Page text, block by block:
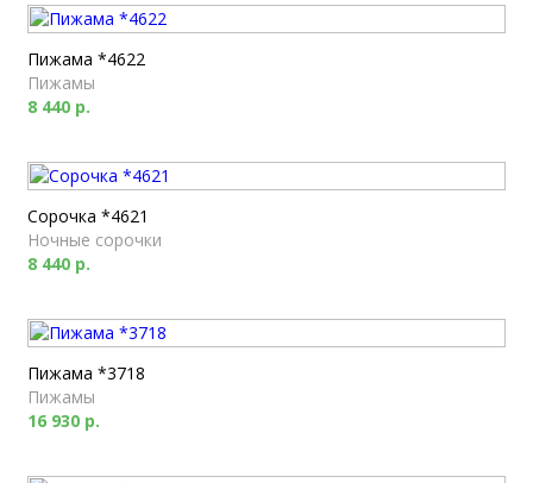
Пижама *4622
Пижамы
8 440 р.
Сорочка *4621
Ночные сорочки
8 440 р.
Пижама *3718
Пижамы
16 930 р.